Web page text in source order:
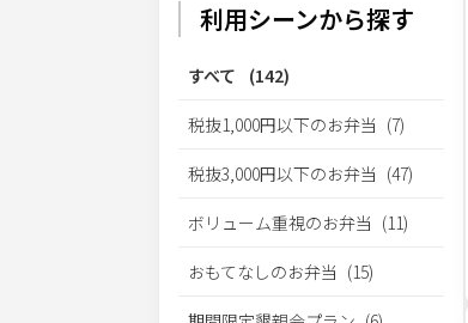
利用シーンから探す
すべて (142)
税抜1,000円以下のお弁当 (7)
税抜3,000円以下のお弁当 (47)
ボリューム重視のお弁当 (11)
おもてなしのお弁当 (15)